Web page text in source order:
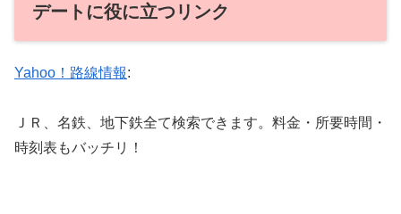
デートに役に立つリンク
Yahoo！路線情報:
ＪＲ、名鉄、地下鉄全て検索できます。料金・所要時間・
時刻表もバッチリ！